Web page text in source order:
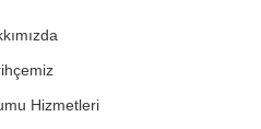
Hizmetleri